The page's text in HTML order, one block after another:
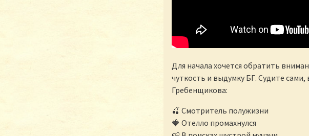
Для начала хочется обратить
чуткость и выдумку БГ. Судите
Гребенщикова:
🍒 Смотритель полужизни
🍓 Отелло промахнулся